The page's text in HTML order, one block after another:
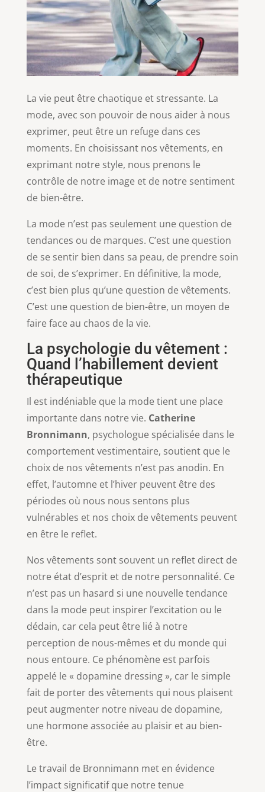
La vie peut être chaotique et stressante. La
mode, avec son pouvoir de nous aider à nous
exprimer, peut être un refuge dans ces
moments. En choisissant nos vêtements, en
exprimant notre style, nous prenons le
contrôle de notre image et de notre sentiment
de bien-être.
La mode n’est pas seulement une question de
tendances ou de marques. C’est une question
de se sentir bien dans sa peau, de prendre soin
de soi, de s’exprimer. En définitive, la mode,
c’est bien plus qu’une question de vêtements.
C’est une question de bien-être, un moyen de
faire face au chaos de la vie.
La psychologie du vêtement :
Quand l’habillement devient
thérapeutique
Il est indéniable que la mode tient une place
importante dans notre vie. Catherine
Bronnimann, psychologue spécialisée dans le
comportement vestimentaire, soutient que le
choix de nos vêtements n’est pas anodin. En
effet, l’automne et l’hiver peuvent être des
périodes où nous nous sentons plus
vulnérables et nos choix de vêtements peuvent
en être le reflet.
Nos vêtements sont souvent un reflet direct de
notre état d’esprit et de notre personnalité. Ce
n’est pas un hasard si une nouvelle tendance
dans la mode peut inspirer l’excitation ou le
dédain, car cela peut être lié à notre
perception de nous-mêmes et du monde qui
nous entoure. Ce phénomène est parfois
appelé le « dopamine dressing », car le simple
fait de porter des vêtements qui nous plaisent
peut augmenter notre niveau de dopamine,
une hormone associée au plaisir et au bien-
être.
Le travail de Bronnimann met en évidence
l’impact significatif que notre tenue